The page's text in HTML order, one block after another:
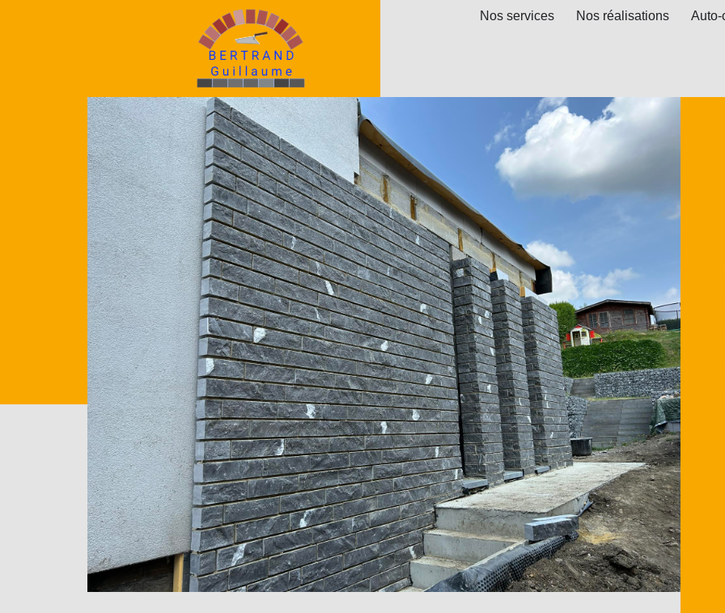
Nos services Nos réalisations Auto-